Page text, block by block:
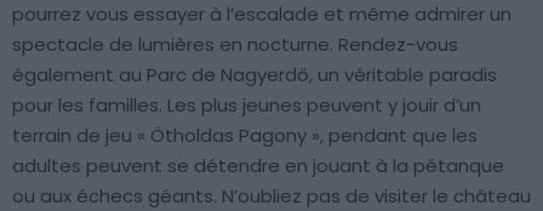
pourrez vous essayer à l’escalade et même admirer un
spectacle de lumières en nocturne. Rendez-vous
également au Parc de Nagyerdő, un véritable paradis
pour les familles. Les plus jeunes peuvent y jouir d’un
terrain de jeu « Ötholdas Pagony », pendant que les
adultes peuvent se détendre en jouant à la pétanque
ou aux échecs géants. N’oubliez pas de visiter le château